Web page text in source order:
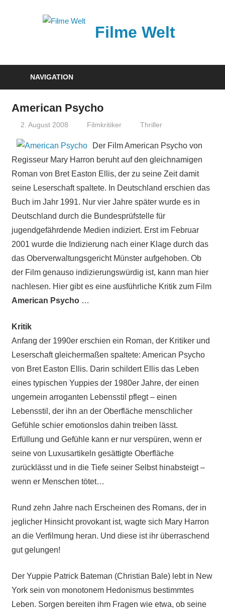
Filme Welt
aktuellen
Kinofilmen
NAVIGATION
American Psycho
2. August 2008 Filmkritiker Thriller
Der Film American Psycho von
Regisseur Mary Harron beruht auf den gleichnamigen
Roman von Bret Easton Ellis, der zu seine Zeit damit
seine Leserschaft spaltete. In Deutschland erschien das
Buch im Jahr 1991. Nur vier Jahre später wurde es in
Deutschland durch die Bundesprüfstelle für
jugendgefährdende Medien indiziert. Erst im Februar
2001 wurde die Indizierung nach einer Klage durch das
das Oberverwaltungsgericht Münster aufgehoben. Ob
der Film genauso indizierungswürdig ist, kann man hier
nachlesen. Hier gibt es eine ausführliche Kritik zum Film
American Psycho…
Kritik
Anfang der 1990er erschien ein Roman, der Kritiker und
Leserschaft gleichermaßen spaltete: American Psycho
von Bret Easton Ellis. Darin schildert Ellis das Leben
eines typischen Yuppies der 1980er Jahre, der einen
ungemein arroganten Lebensstil pflegt – einen
Lebensstil, der ihn an der Oberfläche menschlicher
Gefühle schier emotionslos dahin treiben lässt.
Erfüllung und Gefühle kann er nur verspüren, wenn er
seine von Luxusartikeln gesättigte Oberfläche
zurücklässt und in die Tiefe seiner Selbst hinabsteigt –
wenn er Menschen tötet…
Rund zehn Jahre nach Erscheinen des Romans, der in
jeglicher Hinsicht provokant ist, wagte sich Mary Harron
an die Verfilmung heran. Und diese ist ihr überraschend
gut gelungen!
Der Yuppie Patrick Bateman (Christian Bale) lebt in New
York sein von monotonem Hedonismus bestimmtes
Leben. Sorgen bereiten ihm Fragen wie etwa, ob seine